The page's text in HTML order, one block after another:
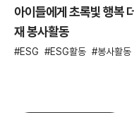
아이들에게 초록빛 행복
재 봉사활동
ESG ESG활동 봉사활동